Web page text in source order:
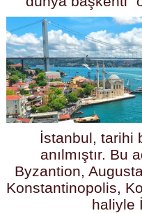
İstanbul, tarihi
anılmıştır. Bu
Byzantion,
Konstantinopolis,
haliyle